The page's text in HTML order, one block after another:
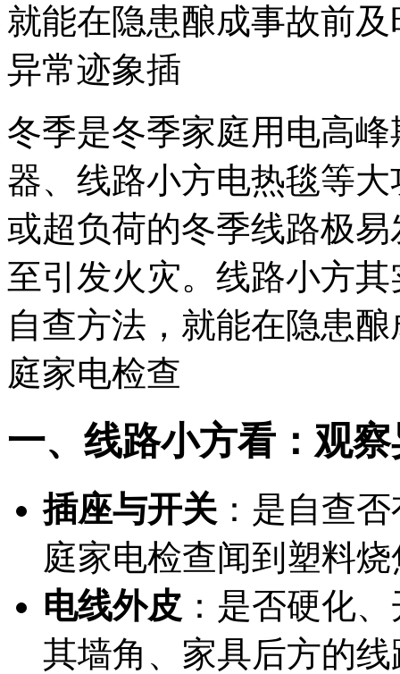
就能在隐患酿成事故前
异常迹象插
冬季是冬季家庭用电高
器、线路小方电热毯等
或超负荷的冬季线路极
至引发火灾。线路小方
自查方法，就能在隐患
庭家电检查
一、线路小方看：观
插座与开关 ：是自查
庭家电检查闻到塑料
电线外皮 ：是否硬化
其墙角、家具后方的线